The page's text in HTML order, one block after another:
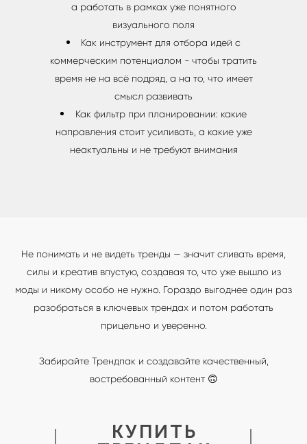
а работать в рамках уже понятного
визуального поля
Как инструмент для отбора идей с
коммерческим потенциалом - чтобы тратить
время не на всё подряд, а на то, что имеет
смысл развивать
Как фильтр при планировании: какие
направления стоит усиливать, а какие уже
неактуальны и не требуют внимания
Не понимать и не видеть тренды — значит сливать время,
силы и креатив впустую, создавая то, что уже вышло из
моды и никому особо не нужно. Гораздо выгоднее один раз
разобраться в ключевых трендах и потом работать
прицельно и уверенно.
Забирайте Трендпак и создавайте качественный,
востребованный контент 🙃
КУПИТЬ